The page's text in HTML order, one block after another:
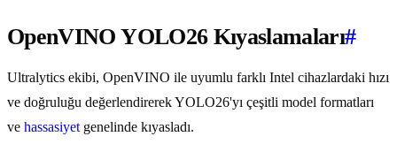
OpenVINO YOLO26 Kıyaslamaları#
Ultralytics ekibi, OpenVINO ile uyumlu farklı Intel cihazlardaki hızı
ve doğruluğu değerlendirerek YOLO26'yı çeşitli model formatları
ve hassasiyet genelinde kıyasladı.